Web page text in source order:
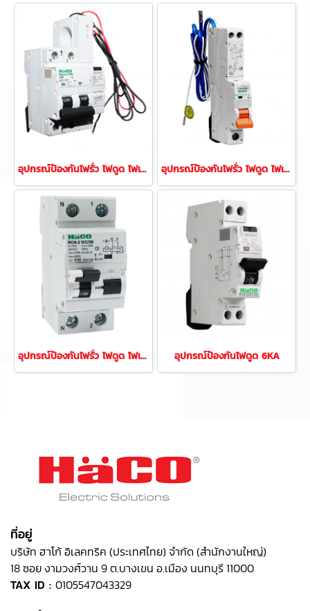
อุปกรณ์ป้องกันไฟรั่ว ไฟดูด ไฟเกิน ไฟช็อต 10KA 2P อุปกรณ์ป้องกันไฟรั่ว ไฟดูด ไฟเกิน ไฟช็อต 10KA (1P+N)
อุปกรณ์ป้องกันไฟรั่ว ไฟดูด ไฟเกิน ไฟช็อต 10KA อุปกรณ์ป้องกันไฟดูด 6KA
ที่อยู่
บริษัท ฮาโก้ อิเลคทริค (ประเทศไทย) จำกัด (สำนักงานใหญ่)
18 ซอย งามวงศ์วาน 9 ต.บางเขน อ.เมือง นนทบุรี 11000
TAX ID : 0105547043329